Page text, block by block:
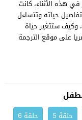
هذه الأثناء، كانت
حياته وتتساءل
وكيف ستتغير حياة
على موقع الترجمة
حلقة 5
حلقة 6